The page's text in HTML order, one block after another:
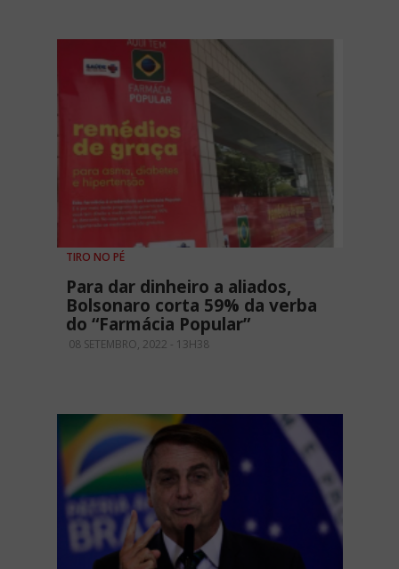
TIRO NO PÉ
Para dar dinheiro a aliados,
Bolsonaro corta 59% da verba
do “Farmácia Popular”
08 SETEMBRO, 2022 - 13H38